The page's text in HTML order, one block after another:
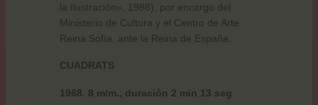
la Ilustración», 1988), por encargo del
Ministerio de Cultura y el Centro de Arte
Reina Sofía, ante la Reina de España.
CUADRATS
1968. 8 m/m., duración 2 min 13 seg